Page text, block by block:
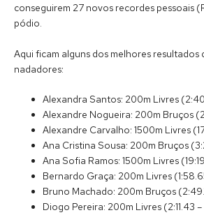
conseguirem 27 novos recordes pessoais
pódio.
Aqui ficam alguns dos melhores resultados
nadadores:
Alexandra Santos: 200m Livres
Alexandre Nogueira: 200m Bruços
Alexandre Carvalho: 1500m Livres
Ana Cristina Sousa: 200m Bruços
Ana Sofia Ramos: 1500m Livres
Bernardo Graça: 200m Livres
Bruno Machado: 200m Bruços
Diogo Pereira: 200m Livres (2:11.43 –